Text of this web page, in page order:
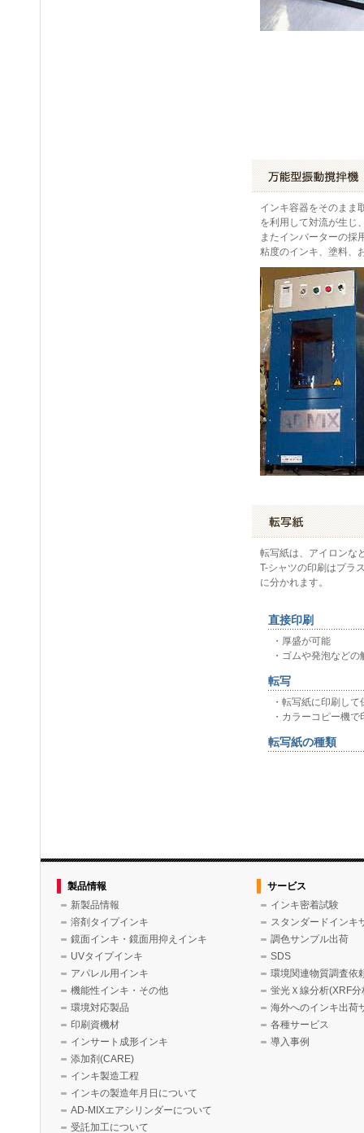
インキ容器をそのまま
を利用して対流が生じ
またインバーターの採
粘度のインキ、塗料、
転写紙は、アイロンな
T-シャツの印刷はプラ
に分かれます。
直接印刷
・厚盛が可能
・ゴムや発泡など
転写
・転写紙に印刷し
・カラーコピー機
転写紙の種類
製品情報
新製品情報
溶剤タイプインキ
鏡面インキ・鏡面用抑えインキ
UVタイプインキ
アパレル用インキ
機能性インキ・その他
環境対応製品
印刷資機材
インサート成形インキ
添加剤(CARE)
インキ製造工程
インキの製造年月日について
AD-MIXエアシリンダーについて
受託加工について
サービス
インキ密着試験
スタンダードインキ
調色サンプル出荷
SDS
環境関連物質調査依
蛍光Ｘ線分析(XRF分
海外へのインキ出荷
各種サービス
導入事例